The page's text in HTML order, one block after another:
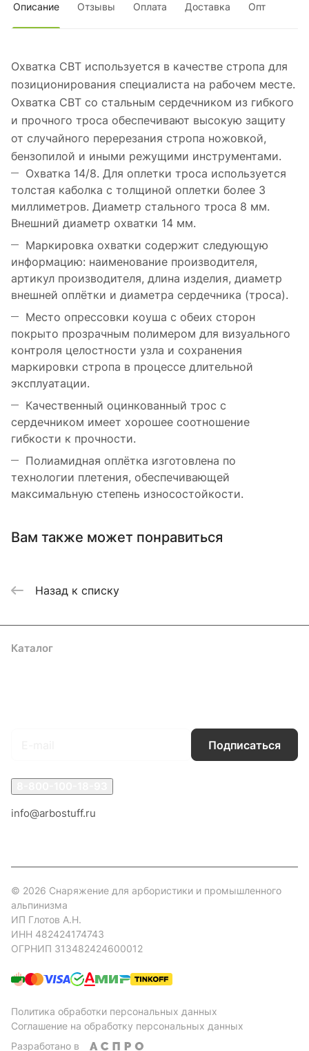
Описание Отзывы Оплата Доставка Опт
Охватка СВТ используется в качестве стропа для
позиционирования специалиста на рабочем месте.
Охватка СВТ со стальным сердечником из гибкого
и прочного троса обеспечивают высокую защиту
от случайного перерезания стропа ножовкой,
бензопилой и иными режущими инструментами.
Охватка 14/8. Для оплетки троса используется
толстая каболка с толщиной оплетки более 3
миллиметров. Диаметр стального троса 8 мм.
Внешний диаметр охватки 14 мм.
Маркировка охватки содержит следующую
информацию: наименование производителя,
артикул производителя, длина изделия, диаметр
внешней оплётки и диаметра сердечника (троса).
Место опрессовки коуша с обеих сторон
покрыто прозрачным полимером для визуального
контроля целостности узла и сохранения
маркировки стропа в процессе длительной
эксплуатации.
Качественный оцинкованный трос с
сердечником имеет хорошее соотношение
гибкости к прочности.
Полиамидная оплётка изготовлена по
технологии плетения, обеспечивающей
максимальную степень износостойкости.
Вам также может понравиться
Назад к списку
Каталог
Подписаться
info@arbostuff.ru
© 2026 Снаряжение для арбористики и промышленного
альпинизма
ИП Глотов А.Н.
ИНН 482424174743
ОГРНИП 313482424600012
Политика обработки персональных данных
Соглашение на обработку персональных данных
Разработано в